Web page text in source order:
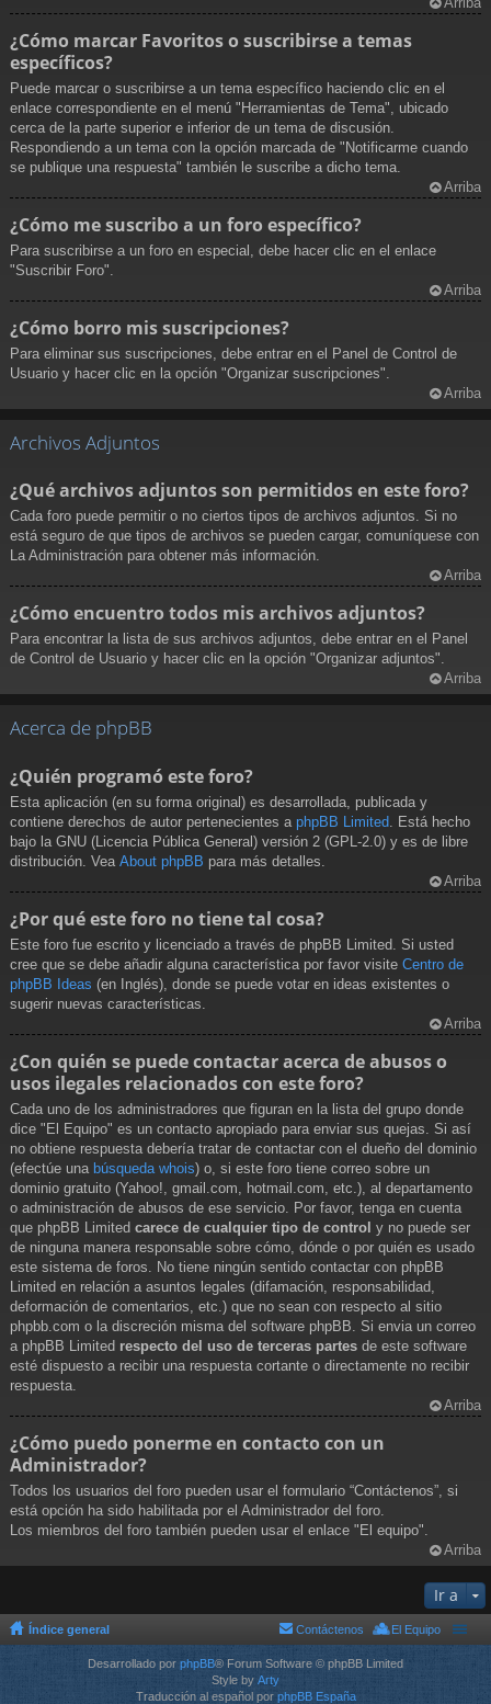
¿Cómo marcar Favoritos o suscribirse a temas
específicos?
Puede marcar o suscribirse a un tema específico haciendo clic en el
enlace correspondiente en el menú "Herramientas de Tema", ubicado
cerca de la parte superior e inferior de un tema de discusión.
Respondiendo a un tema con la opción marcada de "Notificarme cuando
se publique una respuesta" también le suscribe a dicho tema.
Arriba
¿Cómo me suscribo a un foro específico?
Para suscribirse a un foro en especial, debe hacer clic en el enlace
"Suscribir Foro".
Arriba
¿Cómo borro mis suscripciones?
Para eliminar sus suscripciones, debe entrar en el Panel de Control de
Usuario y hacer clic en la opción "Organizar suscripciones".
Arriba
Archivos Adjuntos
¿Qué archivos adjuntos son permitidos en este foro?
Cada foro puede permitir o no ciertos tipos de archivos adjuntos. Si no
está seguro de que tipos de archivos se pueden cargar, comuníquese con
La Administración para obtener más información.
Arriba
¿Cómo encuentro todos mis archivos adjuntos?
Para encontrar la lista de sus archivos adjuntos, debe entrar en el Panel
de Control de Usuario y hacer clic en la opción "Organizar adjuntos".
Arriba
Acerca de phpBB
¿Quién programó este foro?
Esta aplicación (en su forma original) es desarrollada, publicada y
contiene derechos de autor pertenecientes a phpBB Limited . Está hecho
bajo la GNU (Licencia Pública General) versión 2 (GPL-2.0) y es de libre
distribución. Vea About phpBB para más detalles.
Arriba
¿Por qué este foro no tiene tal cosa?
Este foro fue escrito y licenciado a través de phpBB Limited. Si usted
cree que se debe añadir alguna característica por favor visite Centro de
phpBB Ideas (en Inglés), donde se puede votar en ideas existentes o
sugerir nuevas características.
Arriba
¿Con quién se puede contactar acerca de abusos o
usos ilegales relacionados con este foro?
Cada uno de los administradores que figuran en la lista del grupo donde
dice "El Equipo" es un contacto apropiado para enviar sus quejas. Si así
no obtiene respuesta debería tratar de contactar con el dueño del dominio
(efectúe una búsqueda whois) o, si este foro tiene correo sobre un
dominio gratuito (Yahoo!, gmail.com, hotmail.com, etc.), al departamento
o administración de abusos de ese servicio. Por favor, tenga en cuenta
que phpBB Limited carece de cualquier tipo de control y no puede ser
de ninguna manera responsable sobre cómo, dónde o por quién es usado
este sistema de foros. No tiene ningún sentido contactar con phpBB
Limited en relación a asuntos legales (difamación, responsabilidad,
deformación de comentarios, etc.) que no sean con respecto al sitio
phpbb.com o la discreción misma del software phpBB. Si envia un correo
a phpBB Limited respecto del uso de terceras partes de este software
esté dispuesto a recibir una respuesta cortante o directamente no recibir
respuesta.
Arriba
¿Cómo puedo ponerme en contacto con un
Administrador?
Todos los usuarios del foro pueden usar el formulario “Contáctenos”, si
está opción ha sido habilitada por el Administrador del foro.
Los miembros del foro también pueden usar el enlace "El equipo".
Arriba
Ir a
Índice general El Equipo
Contáctenos
Desarrollado por phpBB® Forum Software © phpBB Limited
Style by Arty
Traducción al español por phpBB España